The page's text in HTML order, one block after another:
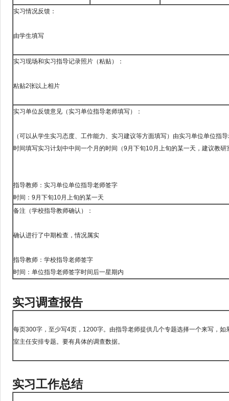
实习情况反馈：
由学生填写
实习现场和实习指导记录照片（粘贴）：
粘贴2张以上相片
实习单位反馈意见（实习单位指导老师填写）：
（可以从学生实习态度、工作能力、实习建议等方面填写）由实习单位单位指
时间填写实习计划中中间一个月的时间（9月下旬10月上旬的某一天，建议教研
指导教师：实习单位单位指导老师签字
时间：9月下旬10月上旬的某一天
备注（学校指导教师确认）：
确认进行了中期检查，情况属实
指导教师：学校指导老师签字
时间：单位指导老师签字时间后一星期内
实习调查报告
每页300字，至少写4页，1200字。由指导老师提供几个专题选择一个来写，如
室主任安排专题。要有具体的调查数据。
实习工作总结